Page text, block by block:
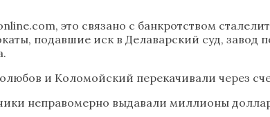
это связано с банкротством
подавшие иск в Делаварский суд,
и Коломойский перекачивали через
неправомерно выдавали миллионы